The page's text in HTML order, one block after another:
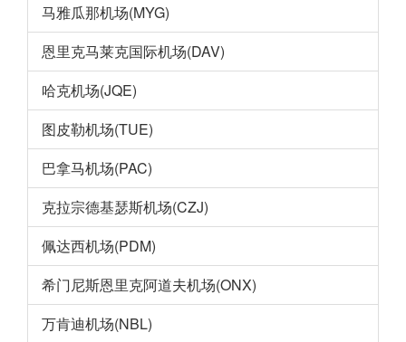
马雅瓜那机场(MYG)
恩里克马莱克国际机场(DAV)
哈克机场(JQE)
图皮勒机场(TUE)
巴拿马机场(PAC)
克拉宗德基瑟斯机场(CZJ)
佩达西机场(PDM)
希门尼斯恩里克阿道夫机场(ONX)
万肯迪机场(NBL)